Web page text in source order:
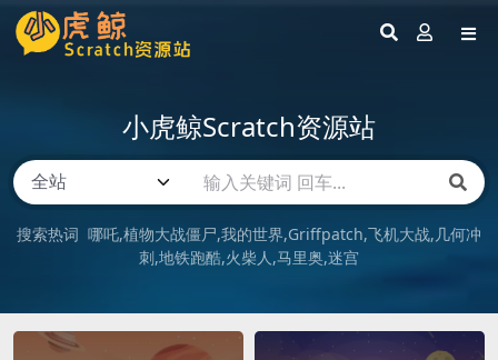
小虎鲸Scratch资源站
搜索热词 哪吒 植物大战僵尸 我的世界 Griffpatch 飞机大战 几何冲
刺 地铁跑酷 火柴人 马里奥 迷宫